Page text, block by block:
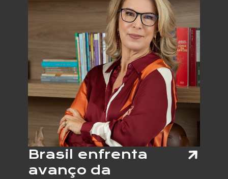
Brasil enfrenta
avanço da